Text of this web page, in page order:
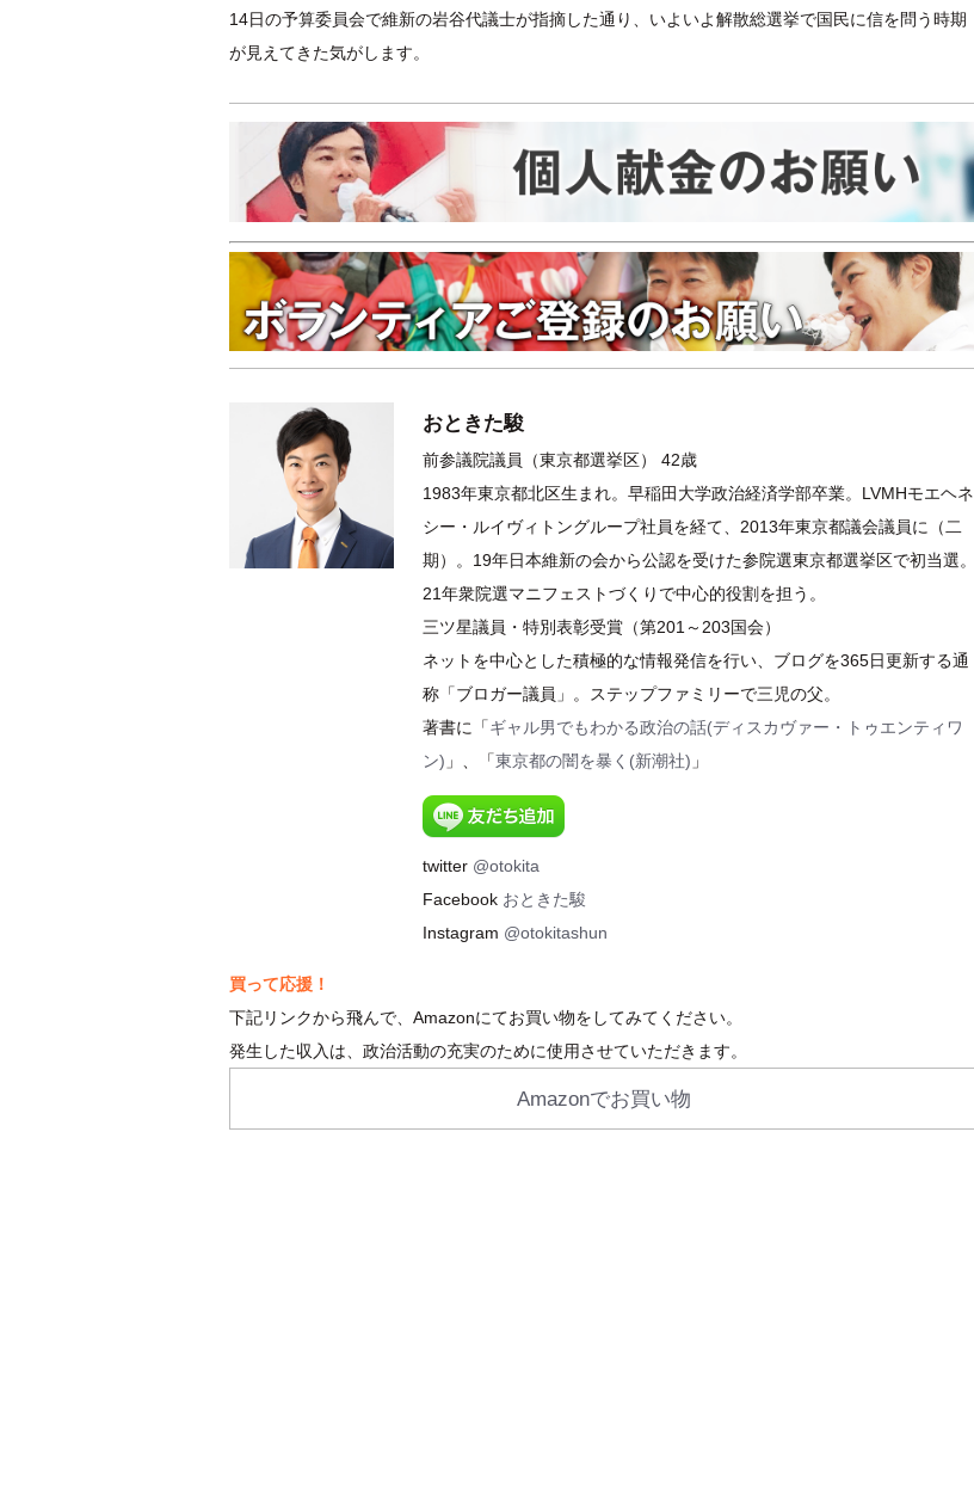
14日の予算委員会で維新の岩谷代議士が指摘した通り、いよいよ解散総選挙で国民に信を問う時期
が見えてきた気がします。
おときた駿
前参議院議員（東京都選挙区） 42歳
1983年東京都北区生まれ。早稲田大学政治経済学部卒業。LVMHモエヘネ
シー・ルイヴィトングループ社員を経て、2013年東京都議会議員に（二
期）。19年日本維新の会から公認を受けた参院選東京都選挙区で初当選。
21年衆院選マニフェストづくりで中心的役割を担う。
三ツ星議員・特別表彰受賞（第201～203国会）
ネットを中心とした積極的な情報発信を行い、ブログを365日更新する通
称「ブロガー議員」。ステップファミリーで三児の父。
著書に「ギャル男でもわかる政治の話(ディスカヴァー・トゥエンティワ
ン) 」、「東京都の闇を暴く(新潮社) 」
twitter @otokita
Facebook おときた駿
Instagram @otokitashun
買って応援！
下記リンクから飛んで、Amazonにてお買い物をしてみてください。
発生した収入は、政治活動の充実のために使用させていただきます。
Amazonでお買い物